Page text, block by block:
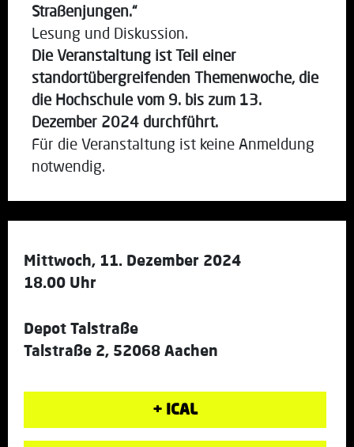
Straßenjungen.“
Lesung und Diskussion.
Die Veranstaltung ist Teil einer
standortübergreifenden Themenwoche, die
die Hochschule vom 9. bis zum 13.
Dezember 2024 durchführt.
Für die Veranstaltung ist keine Anmeldung
notwendig.
Mittwoch, 11. Dezember 2024
18.00 Uhr
Depot Talstraße
Talstraße 2, 52068 Aachen
+ ICAL